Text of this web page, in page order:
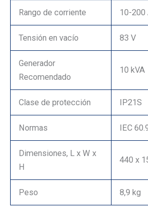
Rango de corriente 10-200
Tensión en vacío 83 V
Generador
Recomendado
10 kVA
Clase de protección IP21S
Normas IEC
Dimensiones, L x W x
H
440 x
Peso 8,9 kg